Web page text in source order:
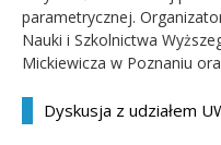
parametrycznej.
Nauki i Szkolnictwa
Mickiewicza w Poznaniu
Dyskusja z udziałem